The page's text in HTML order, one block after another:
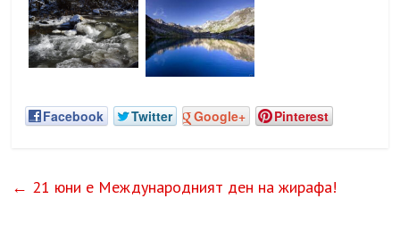
Facebook Twitter Google+ Pinterest
← 21 юни е Международният ден на жирафа!